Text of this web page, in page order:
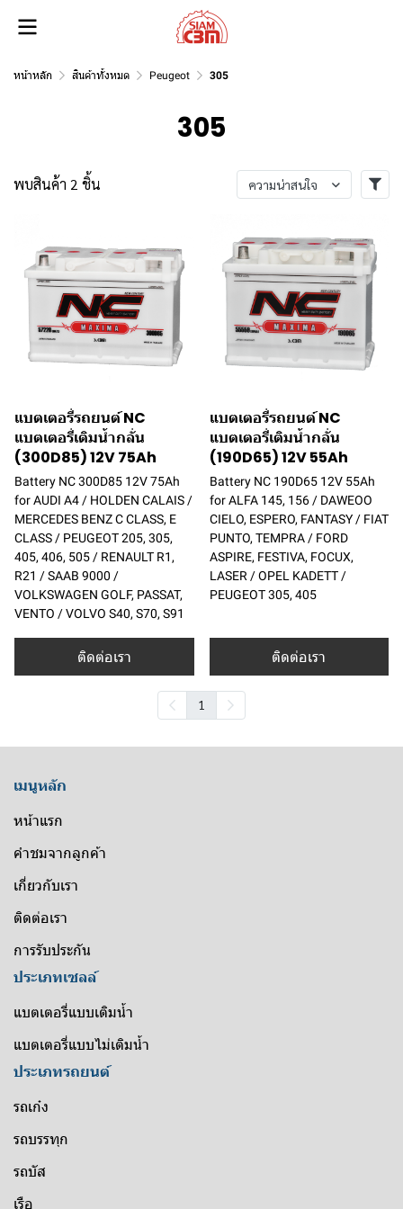
หน้าหลัก สินค้าทั้งหมด Peugeot 305
305
พบสินค้า 2 ชิ้น ความน่าสนใจ
แบตเตอรี่รถยนต์ NC
แบตเตอรี่เติมน้ำกลั่น
(300D85) 12V 75Ah
Battery NC 300D85 12V 75Ah
for AUDI A4 / HOLDEN CALAIS /
MERCEDES BENZ C CLASS, E
CLASS / PEUGEOT 205, 305,
405, 406, 505 / RENAULT R1,
R21 / SAAB 9000 /
VOLKSWAGEN GOLF, PASSAT,
VENTO / VOLVO S40, S70, S91
ติดต่อเรา
แบตเตอรี่รถยนต์ NC
แบตเตอรี่เติมน้ำกลั่น
(190D65) 12V 55Ah
Battery NC 190D65 12V 55Ah
for ALFA 145, 156 / DAWEOO
CIELO, ESPERO, FANTASY / FIAT
PUNTO, TEMPRA / FORD
ASPIRE, FESTIVA, FOCUX,
LASER / OPEL KADETT /
PEUGEOT 305, 405
ติดต่อเรา
1
เมนูหลัก
หน้าแรก
คำชมจากลูกค้า
เกี่ยวกับเรา
ติดต่อเรา
การรับประกัน
ประเภทเซลล์
แบตเตอรี่แบบเติมน้ำ
แบตเตอรี่แบบไม่เติมน้ำ
ประเภทรถยนต์
รถเก๋ง
รถบรรทุก
รถบัส
เรือ